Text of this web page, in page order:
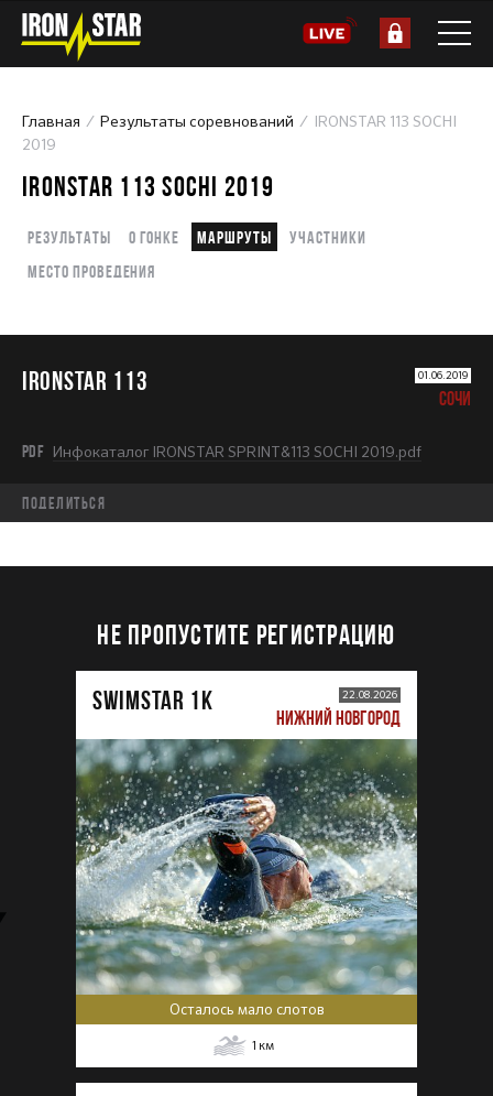
Главная Результаты соревнований
IRONSTAR 113 SOCHI
2019
IRONSTAR 113 SOCHI 2019
Результаты О гонке Маршруты
Участники
Место проведения
IRONSTAR 113 01.06.2019
СОЧИ
PDF Инфокаталог IRONSTAR SPRINT&113 SOCHI 2019.pdf
Поделиться
НЕ ПРОПУСТИТЕ РЕГИСТРАЦИЮ
SWIMSTAR 1K 22.08.2026
НИЖНИЙ НОВГОРОД
Осталось мало слотов
1 км